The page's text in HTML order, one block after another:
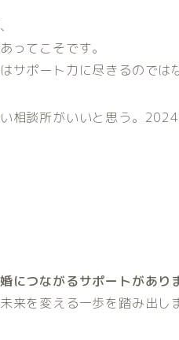
ってこそです。
サポート力に尽きるのでは
相談所がいいと思う。
につながるサポートがあり
来を変える一歩を踏み出し